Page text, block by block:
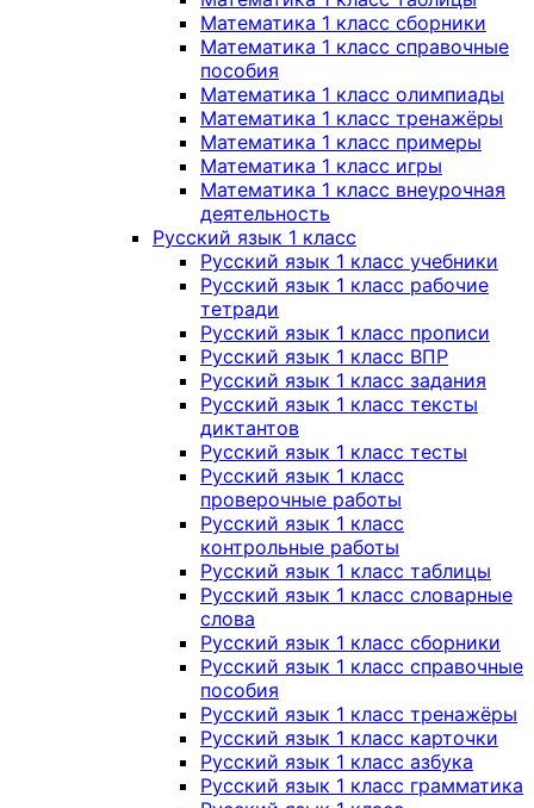
Математика 1 класс сборники
Математика 1 класс справочные
пособия
Математика 1 класс олимпиады
Математика 1 класс тренажёры
Математика 1 класс примеры
Математика 1 класс игры
Математика 1 класс внеурочная
деятельность
Русский язык 1 класс
Русский язык 1 класс учебники
Русский язык 1 класс рабочие
тетради
Русский язык 1 класс прописи
Русский язык 1 класс ВПР
Русский язык 1 класс задания
Русский язык 1 класс тексты
диктантов
Русский язык 1 класс тесты
Русский язык 1 класс
проверочные работы
Русский язык 1 класс
контрольные работы
Русский язык 1 класс таблицы
Русский язык 1 класс словарные
слова
Русский язык 1 класс сборники
Русский язык 1 класс справочные
пособия
Русский язык 1 класс тренажёры
Русский язык 1 класс карточки
Русский язык 1 класс азбука
Русский язык 1 класс грамматика